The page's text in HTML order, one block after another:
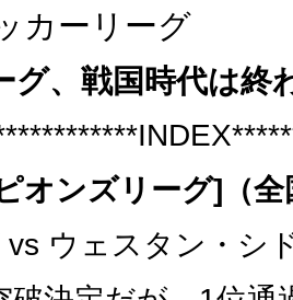
カーリーグ
グ、戦国時代は終
オンズリーグ]（全
ウェスタン・シ